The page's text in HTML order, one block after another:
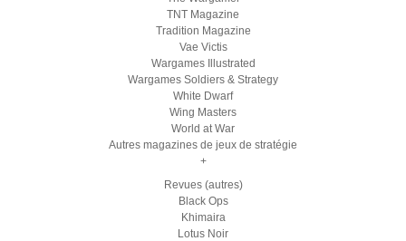
TNT Magazine
Tradition Magazine
Vae Victis
Wargames Illustrated
Wargames Soldiers & Strategy
White Dwarf
Wing Masters
World at War
Autres magazines de jeux de stratégie
+
Revues (autres)
Black Ops
Khimaira
Lotus Noir